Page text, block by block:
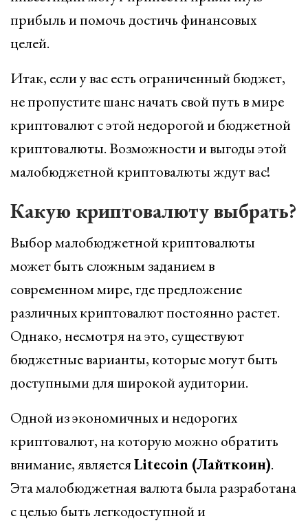
прибыль и помочь достичь финансовых
целей.
Итак, если у вас есть ограниченный бюджет,
не пропустите шанс начать свой путь в мире
криптовалют с этой недорогой и бюджетной
криптовалюты. Возможности и выгоды этой
малобюджетной криптовалюты ждут вас!
Какую криптовалюту выбрать?
Выбор малобюджетной криптовалюты
может быть сложным заданием в
современном мире, где предложение
различных криптовалют постоянно растет.
Однако, несмотря на это, существуют
бюджетные варианты, которые могут быть
доступными для широкой аудитории.
Одной из экономичных и недорогих
криптовалют, на которую можно обратить
внимание, являетсяLitecoin (Лайткоин).
Эта малобюджетная валюта была разработана
с целью быть легкодоступной и